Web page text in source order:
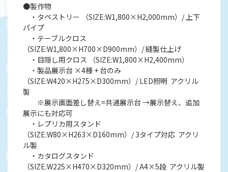
●製作物
・タペストリー （SIZE:W1,800×H2,000mm）/ 上下
パイプ
・テーブルクロス
（SIZE:W1,800×H700×D900mm）/ 縫製仕上げ
・目隠し用クロス （SIZE:W1,800×H2,400mm）
・製品展示台 ×4種 + 台のみ
（SIZE:W420×H275×D300mm）/ LED照明 アクリル
製
※展示画面差し替え=共通展示台 →展示替え、追加
展示にも対応可
・レプリカ用スタンド
（SIZE:W80×H263×D160mm）/ 3タイプ対応 アクリ
ル製
・カタログスタンド
（SIZE:W225×H470×D320mm）/ A4×5段 アクリル製